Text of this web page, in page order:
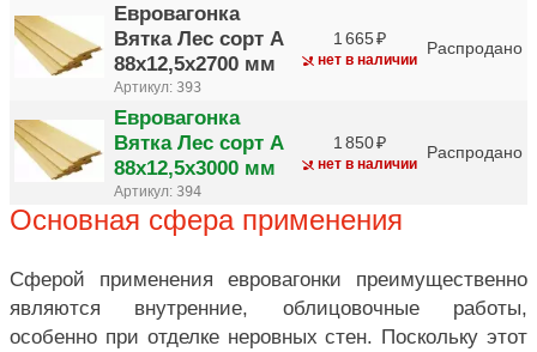
Евровагонка
Вятка Лес сорт A
88х12,5х2700 мм
Артикул: 393
1 665
нет в наличии
Распродано
Евровагонка
Вятка Лес сорт A
88х12,5х3000 мм
Артикул: 394
1 850
нет в наличии
Распродано
Основная сфера применения
Сферой применения евровагонки преимущественно
являются внутренние, облицовочные работы,
особенно при отделке неровных стен. Поскольку этот